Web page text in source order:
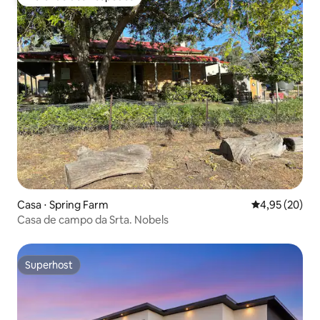
Casa ⋅ Spring Farm 4,95 de uma
4,95 (20)
Casa de campo da Srta. Nobels
Superhost
Superhost